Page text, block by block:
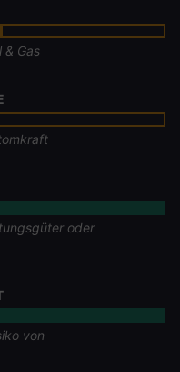
& Gas
oder
von